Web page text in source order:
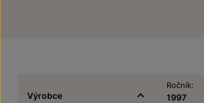
Výrobce
Ročník:
1997